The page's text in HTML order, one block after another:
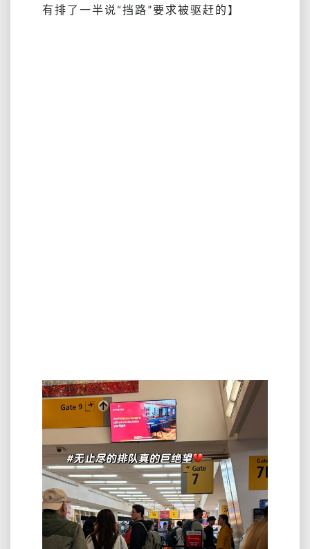
有排了一半说“挡路”要求被驱赶的】